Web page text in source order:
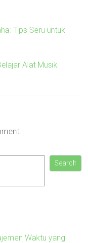
Tips Seru untuk
Alat Musik
Search
Waktu yang